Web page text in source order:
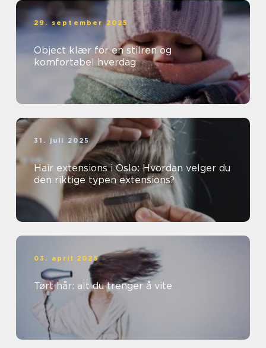
29. september 2025
Object klær for en stilren og
komfortabel hverdag
31. juli 2025
Hair extensions i Oslo: Hvordan velger du
den riktige typen extensions?
03. april 2025
Tørt hår: alt du trenger å vite